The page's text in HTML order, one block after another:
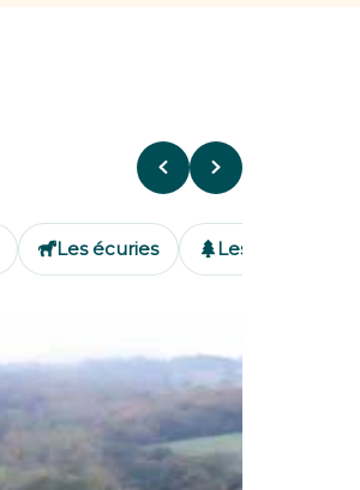
Les écuries Les prés